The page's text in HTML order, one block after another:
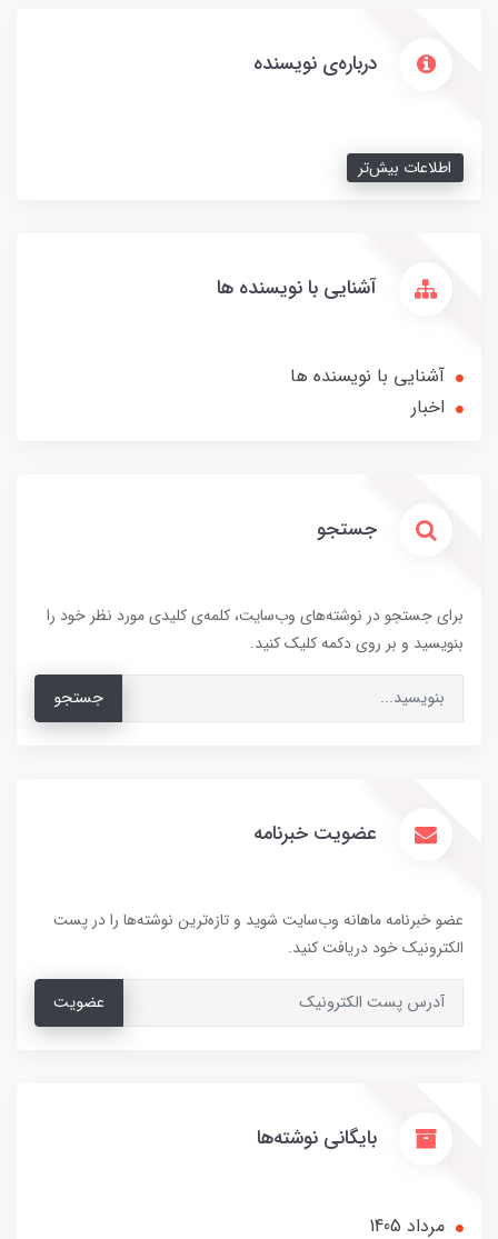
درباره‌ی نویسنده
اطلاعات بیش‌تر
آشنایی با نویسنده ها
آشنایی با نویسنده ها
اخبار
جستجو
برای جستجو در نوشته‌های وب‌سایت، کلمه‌ی کلیدی مورد نظر خود را
بنویسید و بر روی دکمه کلیک کنید.
جستجو
عضویت خبرنامه
عضو خبرنامه ماهانه وب‌سایت شوید و تازه‌ترین نوشته‌ها را در پست
الکترونیک خود دریافت کنید.
عضویت
بایگانی نوشته‌ها
مرداد 1405